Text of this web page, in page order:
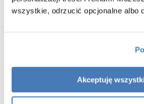
wszystkie, odrzucić opcjonalne albo
Akceptuję
Wydajny i energooszczędny piec Harvia o
sesji saunowej. Zapewnia szybkie i
Wnętrze kabiny wyposażono w listwę LED z
barw) oraz 2 dekoracyjne panele solne (po 8
świetlne wspierają odprężenie i poprawiają
jakość powietrza i zdrowie dróg oddechowych.